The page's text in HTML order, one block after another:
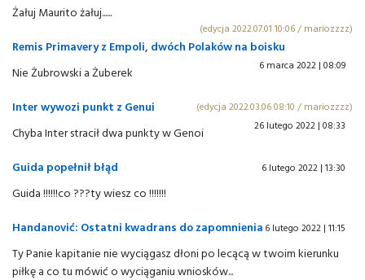
Żałuj Maurito żałuj......
(edycja 2022.07.01 10:06 / mariozzzz)
Remis Primavery z Empoli, dwóch Polaków na boisku
6 marca 2022 | 08:09
Nie Żubrowski a Żuberek
(edycja 2022.03.06 08:10 / mariozzzz)
Inter wywozi punkt z Genui
26 lutego 2022 | 08:33
Chyba Inter stracił dwa punkty w Genoi
Guida popełnił błąd
6 lutego 2022 | 13:30
Guida !!!!!!co ???ty wiesz co !!!!!!!
Handanović: Ostatni kwadrans do zapomnienia 6 lutego 2022 | 11:15
Ty Panie kapitanie nie wyciągasz dłoni po lecącą w twoim kierunku
piłkę a co tu mówić o wyciąganiu wniosków...